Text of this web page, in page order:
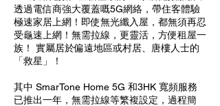
透過電信商強大覆蓋嘅5G網絡，帶住客體驗
極速家居上網！即使無光纖入屋，都無須再忍
受龜速上網！無需拉線，更靈活，方便租屋一
族！ 實屬居於偏遠地區或村居、唐樓人士的
「救星」！
其中 SmarTone Home 5G 和3HK 寬頻服務
已推出一年，無需拉線等繁複設定，過程簡